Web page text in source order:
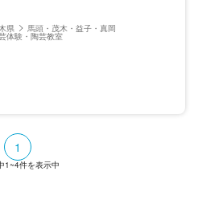
県 馬頭・茂木・益子・真岡
体験・陶芸教室
1
1~4件を表示中